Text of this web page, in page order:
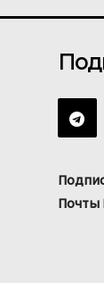
Почты